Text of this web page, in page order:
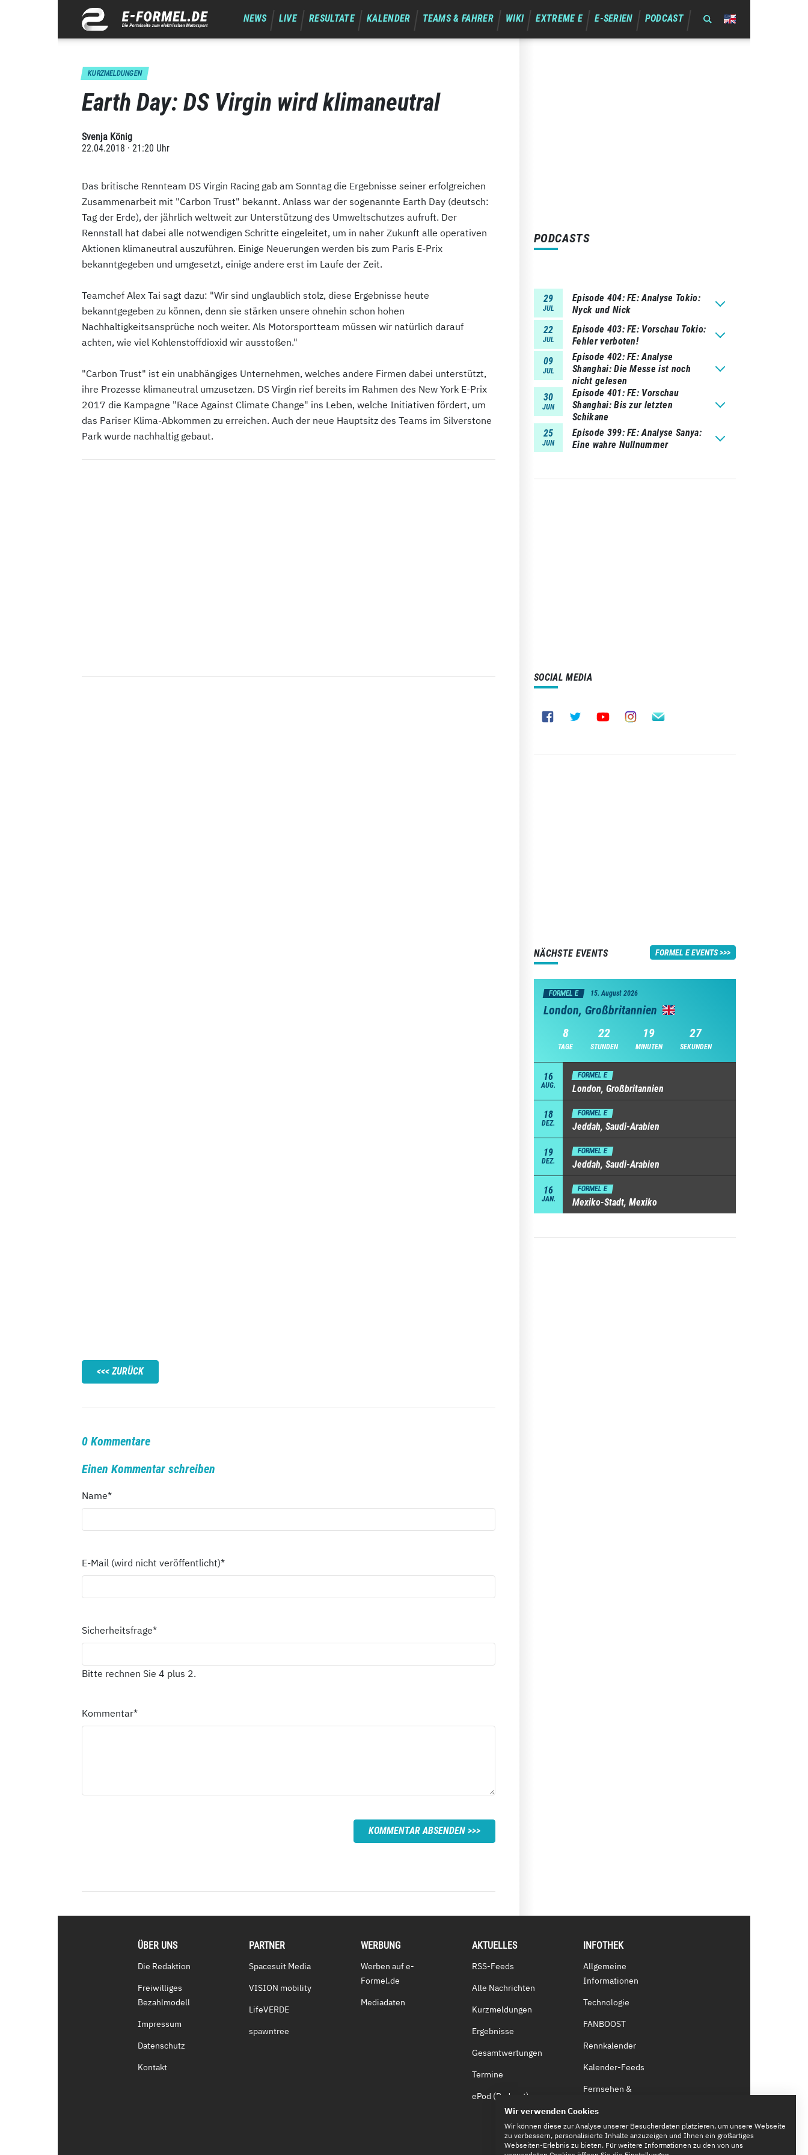
NEWS LIVE RESULTATE KALENDER TEAMS & FAHRER WIKI EXTREME E E-SERIEN PODCAST
KURZMELDUNGEN
Earth Day: DS Virgin wird klimaneutral
Svenja König
22.04.2018 · 21:20 Uhr
Das britische Rennteam DS Virgin Racing gab am Sonntag die Ergebnisse seiner erfolgreichen
Zusammenarbeit mit "Carbon Trust" bekannt. Anlass war der sogenannte Earth Day (deutsch:
Tag der Erde), der jährlich weltweit zur Unterstützung des Umweltschutzes aufruft. Der
Rennstall hat dabei alle notwendigen Schritte eingeleitet, um in naher Zukunft alle operativen
Aktionen klimaneutral auszuführen. Einige Neuerungen werden bis zum Paris E-Prix
bekanntgegeben und umgesetzt, einige andere erst im Laufe der Zeit.
Teamchef Alex Tai sagt dazu: "Wir sind unglaublich stolz, diese Ergebnisse heute
bekanntgegeben zu können, denn sie stärken unsere ohnehin schon hohen
Nachhaltigkeitsansprüche noch weiter. Als Motorsportteam müssen wir natürlich darauf
achten, wie viel Kohlenstoffdioxid wir ausstoßen."
"Carbon Trust" ist ein unabhängiges Unternehmen, welches andere Firmen dabei unterstützt,
ihre Prozesse klimaneutral umzusetzen. DS Virgin rief bereits im Rahmen des New York E-Prix
2017 die Kampagne "Race Against Climate Change" ins Leben, welche Initiativen fördert, um
das Pariser Klima-Abkommen zu erreichen. Auch der neue Hauptsitz des Teams im Silverstone
Park wurde nachhaltig gebaut.
ZURÜCK
0 Kommentare
Einen Kommentar schreiben
Name*
E-Mail (wird nicht veröffentlicht)*
Sicherheitsfrage*
Bitte rechnen Sie 4 plus 2.
Kommentar*
KOMMENTAR ABSENDEN
PODCASTS
29
JUL
Episode 404 FE: Analyse Tokio:
Nyck und Nick
22
JUL
Episode 403 FE: Vorschau Tokio:
Fehler verboten!
09
JUL
Episode 402 FE: Analyse
Shanghai: Die Messe ist noch
nicht gelesen
30
JUN
Episode 401 FE: Vorschau
Shanghai: Bis zur letzten
Schikane
25
JUN
Episode 399 FE: Analyse Sanya:
Eine wahre Nullnummer
SOCIAL MEDIA
NÄCHSTE EVENTS FORMEL E EVENTS
FORMEL E 15. August 2026
London, Großbritannien
8
TAGE
22
STUNDEN
19
MINUTEN
27
SEKUNDEN
16
AUG.
FORMEL E
London, Großbritannien
18
DEZ.
FORMEL E
Jeddah, Saudi-Arabien
19
DEZ.
FORMEL E
Jeddah, Saudi-Arabien
16
JAN.
FORMEL E
Mexiko-Stadt, Mexiko
ÜBER UNS
Die Redaktion
Freiwilliges
Bezahlmodell
Impressum
Datenschutz
Kontakt
PARTNER
Spacesuit Media
VISION mobility
LifeVERDE
spawntree
WERBUNG
Werben auf e-
Formel.de
Mediadaten
AKTUELLES
RSS-Feeds
Alle Nachrichten
Kurzmeldungen
Ergebnisse
Gesamtwertungen
Termine
ePod (Podcast)
INFOTHEK
Allgemeine
Informationen
Technologie
FANBOOST
Rennkalender
Kalender-Feeds
Fernsehen &
Eintrittskarten
Wir verwenden Cookies
Wir können diese zur Analyse unserer Besucherdaten platzieren, um unsere Webseite
zu verbessern, personalisierte Inhalte anzuzeigen und Ihnen ein großartiges
Webseiten-Erlebnis zu bieten. Für weitere Informationen zu den von uns